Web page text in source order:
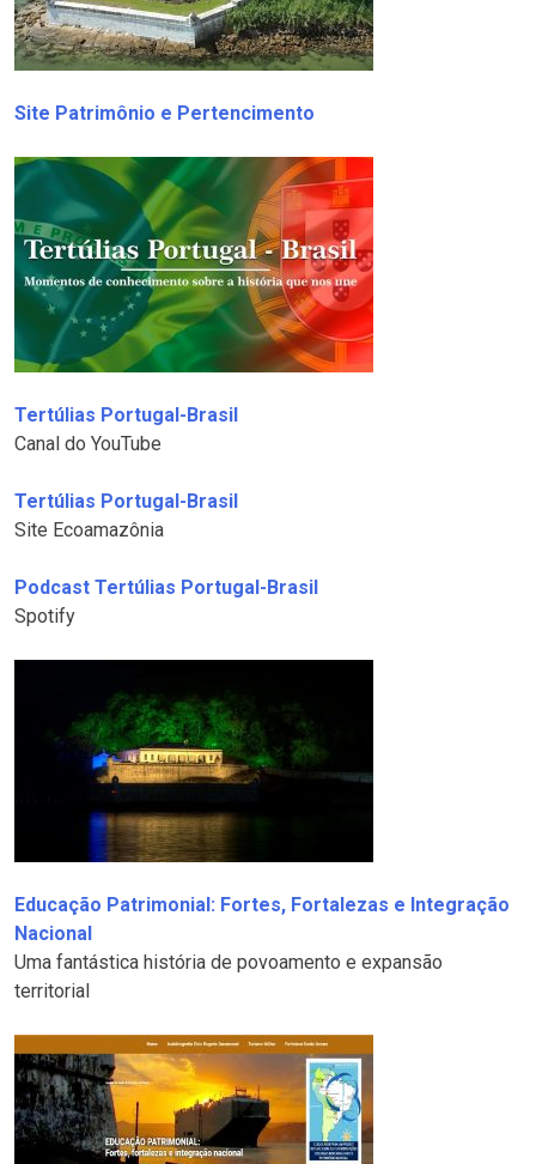
Site Patrimônio e Pertencimento
Tertúlias Portugal-Brasil
Canal do YouTube
Tertúlias Portugal-Brasil
Site Ecoamazônia
Podcast Tertúlias Portugal-Brasil
Spotify
Educação Patrimonial: Fortes, Fortalezas e Integração
Nacional
Uma fantástica história de povoamento e expansão
territorial